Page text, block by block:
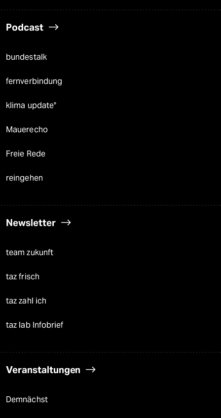
Podcast
bundestalk
fernverbindung
klima update°
Mauerecho
Freie Rede
reingehen
Newsletter
team zukunft
taz frisch
taz zahl ich
taz lab Infobrief
Veranstaltungen
Demnächst